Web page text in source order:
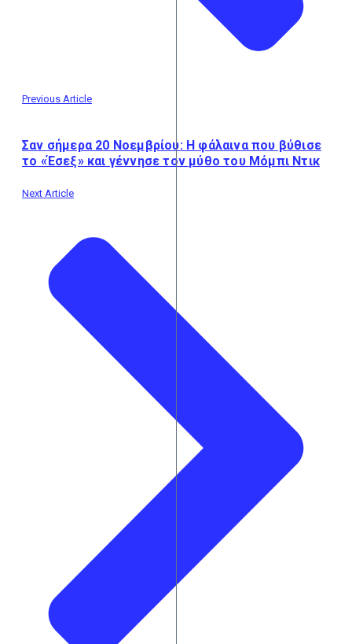
Previous Article
Σαν σήμερα 20 Νοεμβρίου: Η φάλαινα που βύθισε
το «Έσεξ» και γέννησε τον μύθο του Μόμπι Ντικ
Next Article